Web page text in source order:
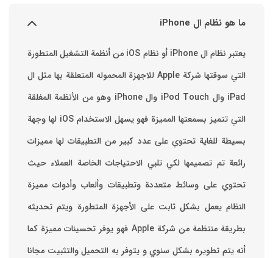
ما هو نظام ال iPhone
يعتبر نظام ال iPhone أو نظام iOS من أنظمة التشغيل المتطورة
التي سوقتها شركة Apple للاجهزة المحموله المتعلقة بها مثل ال
iPad وال iPod Touch وال iPhone وهو من الأنظمة المغلقة
التي تتميز بسمعتها المميزة فهو يسهل الاستخدام ‏iOS لها وجهة
بسيطة للغاية تحتوي على عدد كبير من التطبيقات لها مميزات
رائعة تم تصميمها لكي تلبي الاحتياجات الخاصة العملاء حيث
تحتوي على وسائط متعددة وتطبيقات وألعاب وأدوات مميزة
‏النظام يعمل بشكل ثابت على الأجهزة المتطورة ويتم تحديثه
بطريقة منتظمة من شركة Apple فهو يوفر تحسينات مميزة كما
أنه يتم تطويره بشكل سنوي و يتوفر به التحميل والتثبيت مجانا